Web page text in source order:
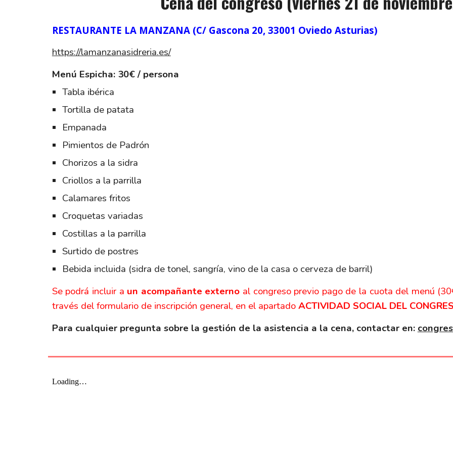
RESTAURANTE LA MANZANA (C/ Gascona 20, 33001 Oviedo Asturias)
https://lamanzanasidreria.es/
Menú Espicha: 30€ / persona
Tabla ibérica
Tortilla de patata
Empanada
Pimientos de Padrón
Chorizos a la sidra
Criollos a la parrilla
Calamares fritos
Croquetas variadas
Costillas a la parrilla
Surtido de postres
Bebida incluida (sidra de tonel, sangría, vino de la casa o cerveza de barril)
Se podrá incluir a un acompañante externo al congreso previo pago de la cuota del menú
través del formulario de inscripción general, en el apartadoACTIVIDAD SOCIAL DEL
Para cualquier pregunta sobre la gestión de la asistencia a la cena, contactar en: